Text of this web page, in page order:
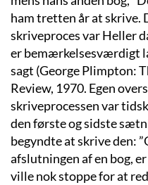
ham tretten år at skrive.
skriveproces var Heller
er bemærkelsesværdigt
sagt (George Plimpton:
Review, 1970. Egen
skriveprocessen var
den første og sidste
begyndte at skrive den:
afslutningen af en bog,
ville nok stoppe for at